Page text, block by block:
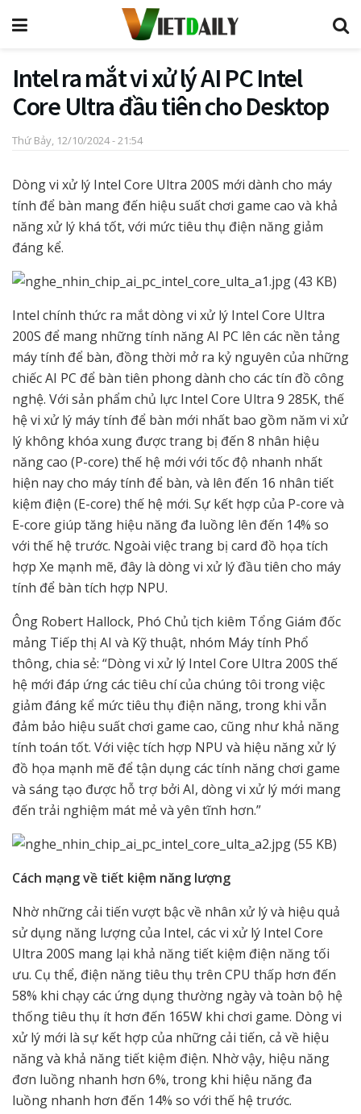
Intel ra mắt vi xử lý AI PC Intel
Core Ultra đầu tiên cho Desktop
Thứ Bảy, 12/10/2024 - 21:54
Dòng vi xử lý Intel Core Ultra 200S mới dành cho máy
tính để bàn mang đến hiệu suất chơi game cao và khả
năng xử lý khá tốt, với mức tiêu thụ điện năng giảm
đáng kể.
Intel chính thức ra mắt dòng vi xử lý Intel Core Ultra
200S để mang những tính năng AI PC lên các nền tảng
máy tính để bàn, đồng thời mở ra kỷ nguyên của những
chiếc AI PC để bàn tiên phong dành cho các tín đồ công
nghệ. Với sản phẩm chủ lực Intel Core Ultra 9 285K, thế
hệ vi xử lý máy tính để bàn mới nhất bao gồm năm vi xử
lý không khóa xung được trang bị đến 8 nhân hiệu
năng cao (P-core) thế hệ mới với tốc độ nhanh nhất
hiện nay cho máy tính để bàn, và lên đến 16 nhân tiết
kiệm điện (E-core) thế hệ mới. Sự kết hợp của P-core và
E-core giúp tăng hiệu năng đa luồng lên đến 14% so
với thế hệ trước. Ngoài việc trang bị card đồ họa tích
hợp Xe mạnh mẽ, đây là dòng vi xử lý đầu tiên cho máy
tính để bàn tích hợp NPU.
Ông Robert Hallock, Phó Chủ tịch kiêm Tổng Giám đốc
mảng Tiếp thị AI và Kỹ thuật, nhóm Máy tính Phổ
thông, chia sẻ: “Dòng vi xử lý Intel Core Ultra 200S thế
hệ mới đáp ứng các tiêu chí của chúng tôi trong việc
giảm đáng kể mức tiêu thụ điện năng, trong khi vẫn
đảm bảo hiệu suất chơi game cao, cũng như khả năng
tính toán tốt. Với việc tích hợp NPU và hiệu năng xử lý
đồ họa mạnh mẽ để tận dụng các tính năng chơi game
và sáng tạo được hỗ trợ bởi AI, dòng vi xử lý mới mang
đến trải nghiệm mát mẻ và yên tĩnh hơn.”
Cách mạng về tiết kiệm năng lượng
Nhờ những cải tiến vượt bậc về nhân xử lý và hiệu quả
sử dụng năng lượng của Intel, các vi xử lý Intel Core
Ultra 200S mang lại khả năng tiết kiệm điện năng tối
ưu. Cụ thể, điện năng tiêu thụ trên CPU thấp hơn đến
58% khi chạy các ứng dụng thường ngày và toàn bộ hệ
thống tiêu thụ ít hơn đến 165W khi chơi game. Dòng vi
xử lý mới là sự kết hợp của những cải tiến, cả về hiệu
năng và khả năng tiết kiệm điện. Nhờ vậy, hiệu năng
đơn luồng nhanh hơn 6%, trong khi hiệu năng đa
luồng nhanh hơn đến 14% so với thế hệ trước.